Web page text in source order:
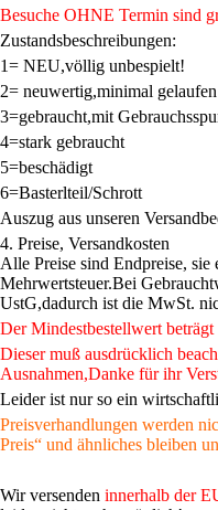
Besuche OHNE Termin sind
Zustandsbeschreibungen:
1= NEU,völlig unbespielt!
2= neuwertig,minimal gelaufen
3=gebraucht,mit
4=stark gebraucht
5=beschädigt
6=Basterlteil/Schrott
Auszug aus unseren
4. Preise, Versandkosten
Alle Preise sind Endpreise, sie
Mehrwertsteuer.Bei
UstG,dadurch ist die MwSt.
Der Mindestbestellwert
Dieser muß ausdrücklich
Ausnahmen,Danke für ihr
Leider ist nur so ein
Preisverhandlungen werden
Preis“ und ähnliches bleiben
Wir versenden innerhalb der